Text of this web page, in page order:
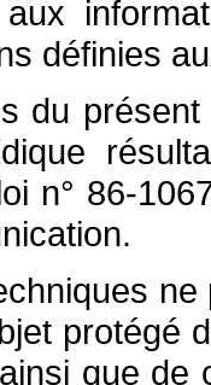
définies
du
n° 86-
protégé
que de